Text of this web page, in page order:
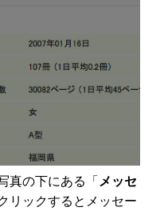
真の下にある「 メッセ
リックするとメッセー